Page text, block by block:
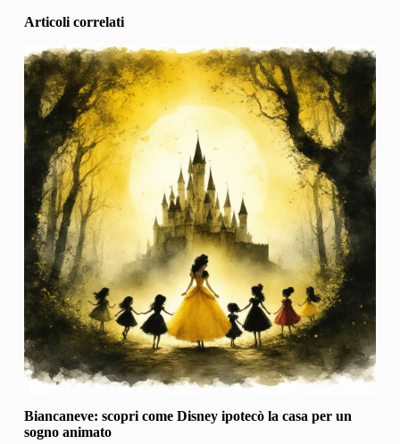
Articoli correlati
Biancaneve: scopri come Disney ipotecò la casa per un
sogno animato